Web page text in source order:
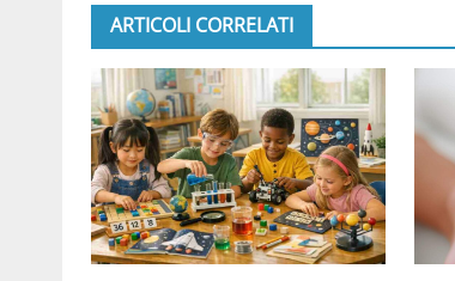
ARTICOLI CORRELATI